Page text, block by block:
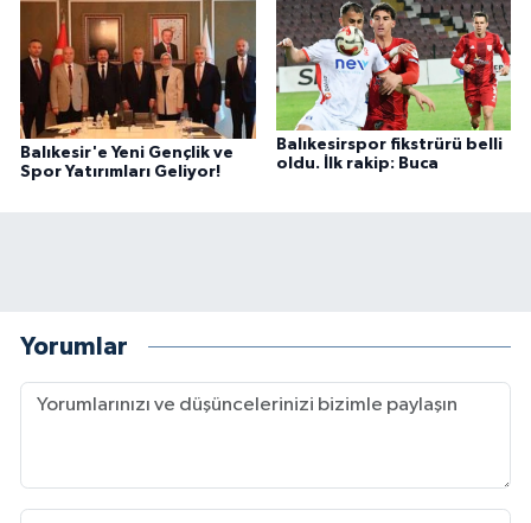
Balıkesir'e Yeni Gençlik ve
Spor Yatırımları Geliyor!
Balıkesirspor fikstrürü belli
oldu. İlk rakip: Buca
Yorumlar